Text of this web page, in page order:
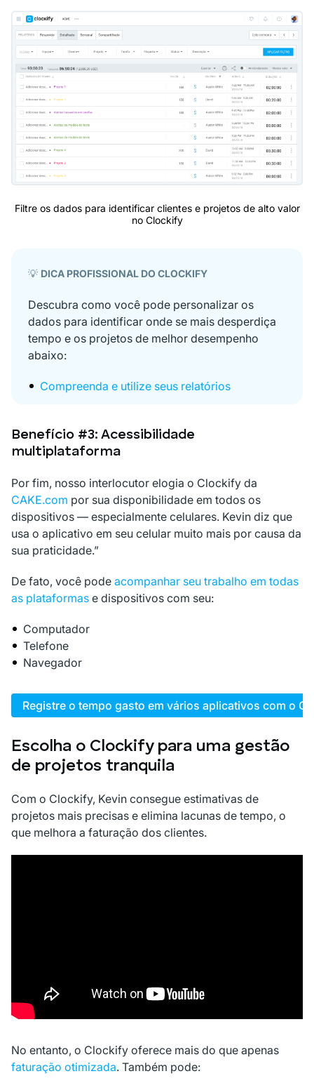
Filtre os dados para identificar clientes e projetos de alto valor
no Clockify
💡 DICA PROFISSIONAL DO CLOCKIFY
Descubra como você pode personalizar os
dados para identificar onde se mais desperdiça
tempo e os projetos de melhor desempenho
abaixo:
Compreenda e utilize seus relatórios
Benefício #3: Acessibilidade
multiplataforma
Por fim, nosso interlocutor elogia o Clockify da
CAKE.com por sua disponibilidade em todos os
dispositivos — especialmente celulares. Kevin diz que
usa o aplicativo em seu celular muito mais por causa da
sua praticidade.”
De fato, você pode acompanhar seu trabalho em todas
as plataformas e dispositivos com seu:
Computador
Telefone
Navegador
Registre o tempo gasto em vários aplicativos com o
Escolha o Clockify para uma gestão
de projetos tranquila
Com o Clockify, Kevin consegue estimativas de
projetos mais precisas e elimina lacunas de tempo, o
que melhora a faturação dos clientes.
No entanto, o Clockify oferece mais do que apenas
faturação otimizada. Também pode: